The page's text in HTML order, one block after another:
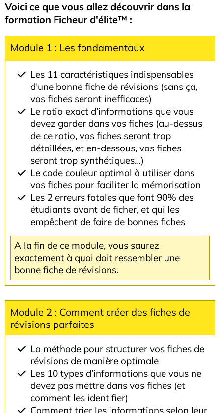
Voici ce que vous allez découvrir dans la
formation Ficheur d'élite™ :
Module 1 : Les fondamentaux
Les 11 caractéristiques indispensables
d’une bonne fiche de révisions (sans ça,
vos fiches seront inefficaces)
Le ratio exact d’informations que vous
devez garder dans vos fiches (au-dessus
de ce ratio, vos fiches seront trop
détaillées, et en-dessous, vos fiches
seront trop synthétiques…)
Le code couleur optimal à utiliser dans
vos fiches pour faciliter la mémorisation
Les 2 erreurs fatales que font 90% des
étudiants avant de ficher, et qui les
empêchent de faire de bonnes fiches
A la fin de ce module, vous saurez
exactement à quoi doit ressembler une
bonne fiche de révisions.
Module 2 : Comment créer des fiches de
révisions parfaites
La méthode pour structurer vos fiches de
révisions de manière optimale
Les 10 types d’informations que vous ne
devez pas mettre dans vos fiches (et
comment les identifier)
Comment trier les informations selon leur